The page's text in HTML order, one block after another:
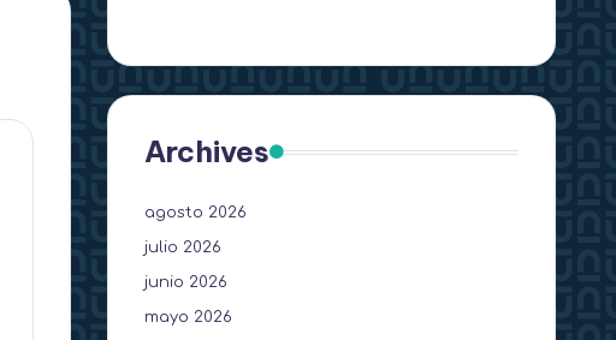
Archives
agosto 2026
julio 2026
junio 2026
mayo 2026